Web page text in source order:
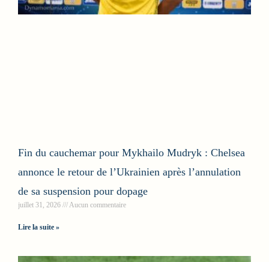
Fin du cauchemar pour Mykhailo Mudryk : Chelsea
annonce le retour de l’Ukrainien après l’annulation
de sa suspension pour dopage
juillet 31, 2026 Aucun commentaire
Lire la suite »